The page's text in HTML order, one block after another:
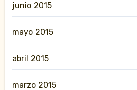
junio 2015
mayo 2015
abril 2015
marzo 2015